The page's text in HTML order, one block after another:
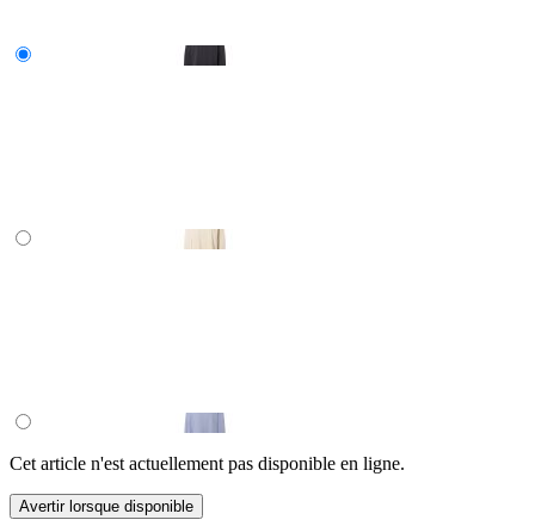
Cet article n'est actuellement pas disponible en ligne.
Avertir lorsque disponible